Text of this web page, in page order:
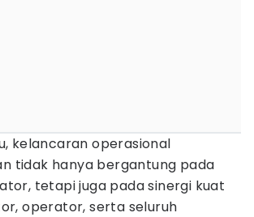
kelancaran operasional
tidak hanya bergantung pada
tetapi juga pada sinergi kuat
operator, serta seluruh